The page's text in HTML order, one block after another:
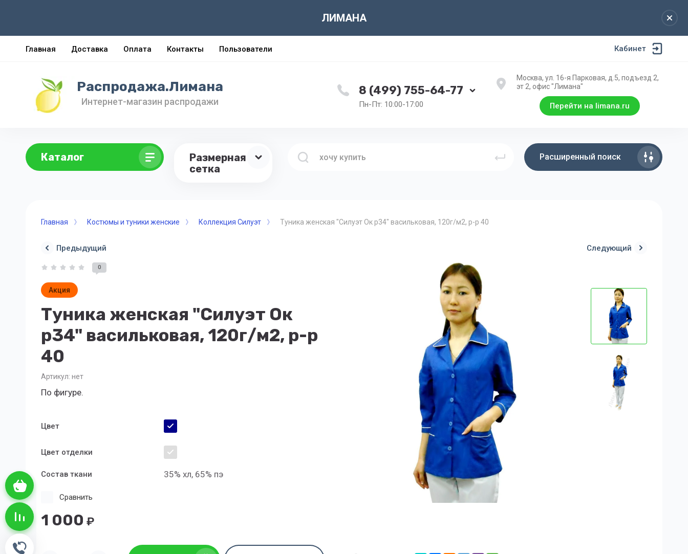
Сравнение пусто
ЛИМАНА
Главная Доставка Оплата Контакты Пользователи Кабинет
Распродажа.Лимана
Интернет-магазин распродажи
8 (499) 755-64-77
Пн-Пт: 10:00-17:00
Москва, ул. 16-я Парковая, д.5, подъезд 2,
эт 2, офис "Лимана"
Перейти на limana.ru
Каталог
Размерная
сетка
Расширенный поиск
Главная Костюмы и туники женские Коллекция Силуэт Туника женская "Силуэт Ок р34" васильковая, 120г/м2, р-р 40
Предыдущий Следующий
0
Акция
Туника женская "Силуэт Ок
р34" васильковая, 120г/м2, р-р
40
Артикул: нет
По фигуре.
Цвет
Цвет отделки
Состав ткани 35% хл, 65% пэ
1 000 ₽
Сравнить